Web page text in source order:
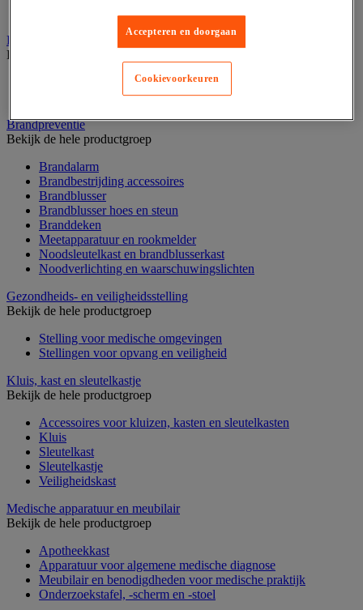
Bescherming en demper
Bekijk de hele productgroep
Brandpreventie
Bekijk de hele productgroep
Brandalarm
Brandbestrijding accessoires
Brandblusser
Brandblusser hoes en steun
Branddeken
Meetapparatuur en rookmelder
Noodsleutelkast en brandblusserkast
Noodverlichting en waarschuwingslichten
Gezondheids- en veiligheidsstelling
Bekijk de hele productgroep
Stelling voor medische omgevingen
Stellingen voor opvang en veiligheid
Kluis, kast en sleutelkastje
Bekijk de hele productgroep
Accessoires voor kluizen, kasten en sleutelkasten
Kluis
Sleutelkast
Sleutelkastje
Veiligheidskast
Medische apparatuur en meubilair
Bekijk de hele productgroep
Apotheekkast
Apparatuur voor algemene medische diagnose
Meubilair en benodigdheden voor medische praktijk
Onderzoekstafel, -scherm en -stoel
Accepteren en doorgaan
Cookievoorkeuren